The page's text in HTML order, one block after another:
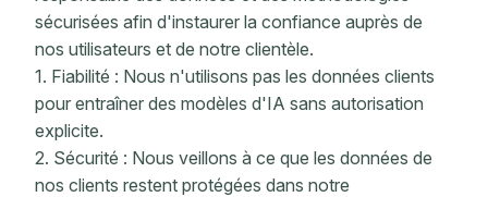
sécurisées afin d'instaurer la confiance auprès de
nos utilisateurs et de notre clientèle.
1. Fiabilité : Nous n'utilisons pas les données clients
pour entraîner des modèles d'IA sans autorisation
explicite.
2. Sécurité : Nous veillons à ce que les données de
nos clients restent protégées dans notre